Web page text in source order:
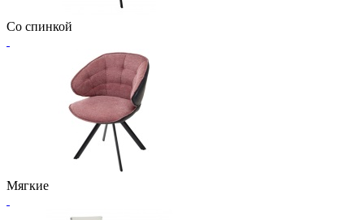
Со спинкой
Мягкие